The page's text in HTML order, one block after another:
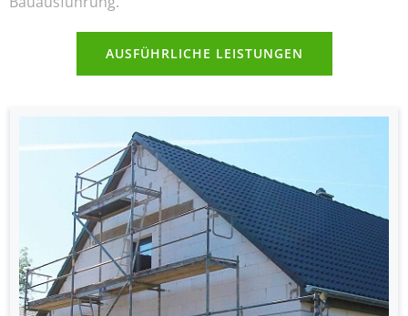
AUSFÜHRLICHE LEISTUNGEN